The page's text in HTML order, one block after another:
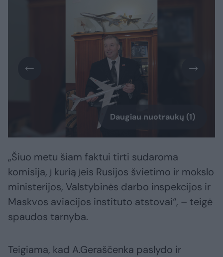
Daugiau nuotraukų (1)
„Šiuo metu šiam faktui tirti sudaroma
komisija, į kurią įeis Rusijos švietimo ir mokslo
ministerijos, Valstybinės darbo inspekcijos ir
Maskvos aviacijos instituto atstovai“, – teigė
spaudos tarnyba.
Teigiama, kad A.Geraščenka paslydo ir